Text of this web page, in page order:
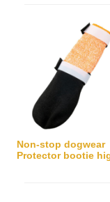
Non-stop dogwear
Protector bootie